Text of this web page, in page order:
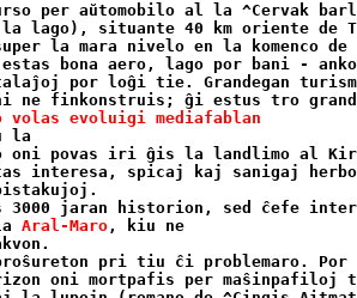
per aŭtomobilo al la ^Cervak
lago), situante 40 km oriente de
la mara nivelo en la komenco
bona aero, lago por bani -
por loĝi tie. Grandegan
ne finkonstruis; ĝi estus tro
volas evoluigi mediafablan
la
oni povas iri ĝis la landlimo al
interesa, spicaj kaj sanigaj
3000 jaran historion, sed ĉefe
Aral-Maro, kiu ne
pri tiu ĉi problemaro.
oni mortpafis per maŝinpafiloj